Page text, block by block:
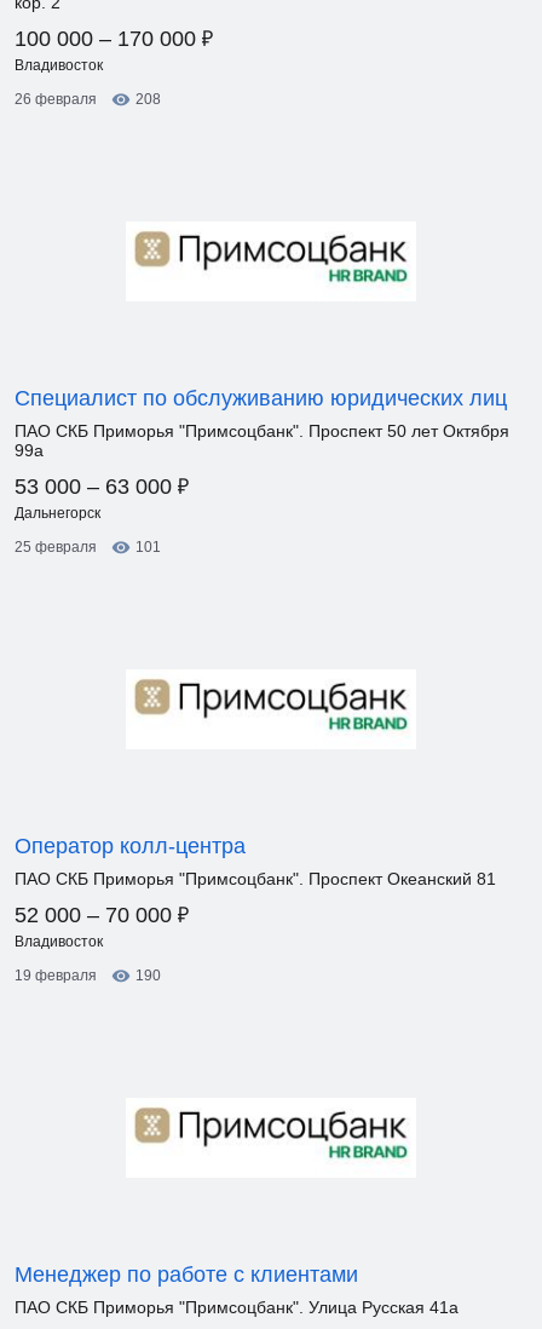
100 000 – 170 000 ₽
Владивосток
26 февраля
208
Специалист по обслуживанию юридических лиц
ПАО СКБ Приморья "Примсоцбанк". Проспект 50 лет Октября
99а
53 000 – 63 000 ₽
Дальнегорск
25 февраля
101
Оператор колл-центра
ПАО СКБ Приморья "Примсоцбанк". Проспект Океанский 81
52 000 – 70 000 ₽
Владивосток
19 февраля
190
Менеджер по работе с клиентами
ПАО СКБ Приморья "Примсоцбанк". Улица Русская 41а